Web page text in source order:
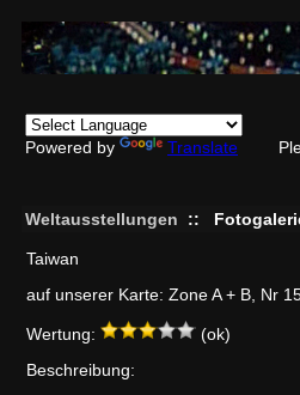
Powered by Translate
Weltausstellungen ::
Taiwan
auf unserer Karte: Zone A + B, Nr
Wertung:
(ok)
Beschreibung: